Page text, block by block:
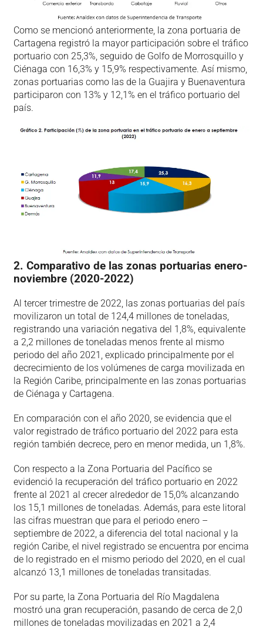
Como se mencionó anteriormente, la zona portuaria de
Cartagena registró la mayor participación sobre el tráfico
portuario con 25,3%, seguido de Golfo de Morrosquillo y
Ciénaga con 16,3% y 15,9% respectivamente. Así mismo,
zonas portuarias como las de la Guajira y Buenaventura
participaron con 13% y 12,1% en el tráfico portuario del
país.
2. Comparativo de las zonas portuarias enero-
noviembre (2020-2022)
Al tercer trimestre de 2022, las zonas portuarias del país
movilizaron un total de 124,4 millones de toneladas,
registrando una variación negativa del 1,8%, equivalente
a 2,2 millones de toneladas menos frente al mismo
periodo del año 2021, explicado principalmente por el
decrecimiento de los volúmenes de carga movilizada en
la Región Caribe, principalmente en las zonas portuarias
de Ciénaga y Cartagena.
En comparación con el año 2020, se evidencia que el
valor registrado de tráfico portuario del 2022 para esta
región también decrece, pero en menor medida, un 1,8%.
Con respecto a la Zona Portuaria del Pacífico se
evidenció la recuperación del tráfico portuario en 2022
frente al 2021 al crecer alrededor de 15,0% alcanzando
los 15,1 millones de toneladas. Además, para este litoral
las cifras muestran que para el periodo enero –
septiembre de 2022, a diferencia del total nacional y la
región Caribe, el nivel registrado se encuentra por encima
de lo registrado en el mismo periodo del 2020, en el cual
alcanzó 13,1 millones de toneladas transitadas.
Por su parte, la Zona Portuaria del Río Magdalena
mostró una gran recuperación, pasando de cerca de 2,0
millones de toneladas movilizadas en 2021 a 2,4